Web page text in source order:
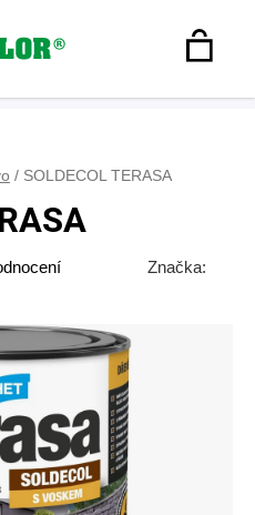
Hledat
/ SOLDECOL TERASA
Značka: